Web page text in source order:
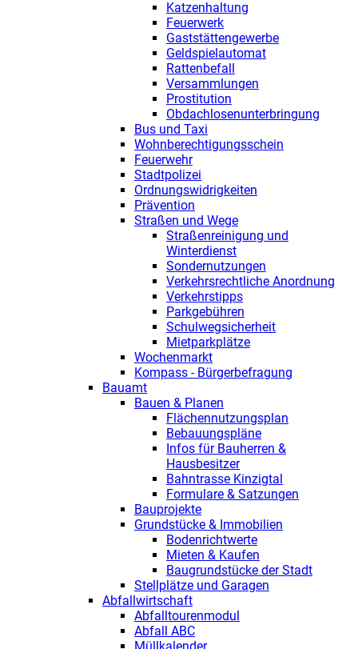
Katzenhaltung
Feuerwerk
Gaststättengewerbe
Geldspielautomat
Rattenbefall
Versammlungen
Prostitution
Obdachlosenunterbringung
Bus und Taxi
Wohnberechtigungsschein
Feuerwehr
Stadtpolizei
Ordnungswidrigkeiten
Prävention
Straßen und Wege
Straßenreinigung und
Winterdienst
Sondernutzungen
Verkehrsrechtliche Anordnung
Verkehrstipps
Parkgebühren
Schulwegsicherheit
Mietparkplätze
Wochenmarkt
Kompass - Bürgerbefragung
Bauamt
Bauen & Planen
Flächennutzungsplan
Bebauungspläne
Infos für Bauherren &
Hausbesitzer
Bahntrasse Kinzigtal
Formulare & Satzungen
Bauprojekte
Grundstücke & Immobilien
Bodenrichtwerte
Mieten & Kaufen
Baugrundstücke der Stadt
Stellplätze und Garagen
Abfallwirtschaft
Abfalltourenmodul
Abfall ABC